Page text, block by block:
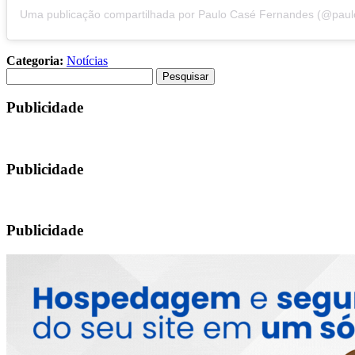
Categoria: Notícias
por:
Publicidade
Publicidade
Publicidade